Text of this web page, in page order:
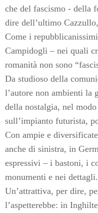
che del fascismo - della
dire dell’ultimo
Come i
Campidogli – nei quali
romanità non sono
Da studioso della
l’autore non ambienti la
della nostalgia, nel
sull’impianto futurista,
Con ampie e
anche di sinistra, in
espressivi – i bastoni, i
monumenti e nei dettagli.
Un’attrattiva, per dire,
l’aspetterebbe: in